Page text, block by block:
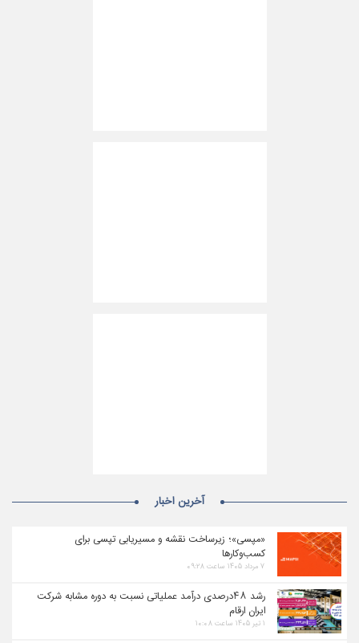
آخرین اخبار
«مپسی»؛ زیرساخت نقشه و مسیریابی تپسی برای
کسب‌وکارها
۷ مرداد ۱۴۰۵ ساعت ۰۹:۲۸
رشد ۴۸درصدی درآمد عملیاتی نسبت به دوره مشابه شرکت
ایران ارقام
۱ تیر ۱۴۰۵ ساعت ۱۰:۰۸